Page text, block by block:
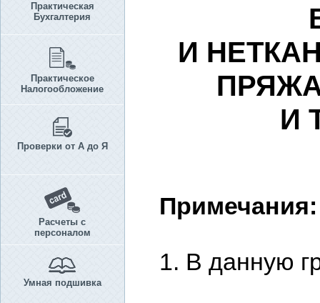
Практическая
Бухгалтерия
Практическое
Налогообложение
Проверки от А до Я
Расчеты с
персоналом
Умная подшивка
И
И
Примечания:
1. В данную